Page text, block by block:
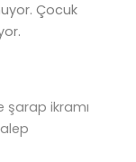
Çocuk
ikramı